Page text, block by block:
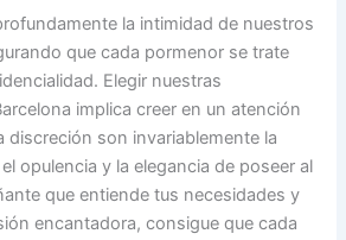
la intimidad de nuestros
que cada pormenor se trate
Elegir nuestras
implica creer en un atención
discreción son invariablemente la
opulencia y la elegancia de poseer al
que entiende tus necesidades y
encantadora, consigue que cada